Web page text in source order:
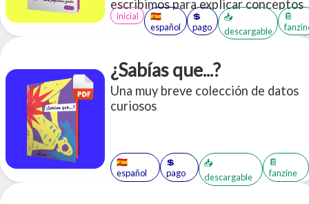
escribimos para explicar conceptos
introductorios respecto a la
asexualidad, una orientación más
sexualidad
inicial
🇪🇸
español
💲
pago
📥
descargable
📔
¿Sabías que...?
Una muy breve colección de datos
curiosos
🇪🇸
español
💲
pago
📥
descargable
📔
fanzine